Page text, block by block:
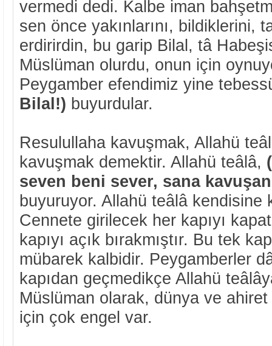
vermedi dedi. Kalbe iman
sen önce yakınlarını, bildiklerini,
erdirirdin, bu garip Bilal, tâ
Müslüman olurdu, onun için
Peygamber efendimiz yine
Bilal!) buyurdular.
Resulullaha kavuşmak, Allahü
kavuşmak demektir. Allahü teâlâ,
seven beni sever, sana
buyuruyor. Allahü teâlâ kendisine
Cennete girilecek her kapıyı
kapıyı açık bırakmıştır. Bu tek
mübarek kalbidir. Peygamberler
kapıdan geçmedikçe Allahü
Müslüman olarak, dünya ve
için çok engel var.